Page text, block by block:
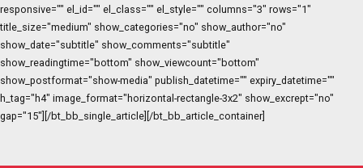
responsive="" el_id="" el_class="" el_style="" columns="3" rows="1"
title_size="medium" show_categories="no" show_author="no"
show_date="subtitle" show_comments="subtitle"
show_readingtime="bottom" show_viewcount="bottom"
show_postformat="show-media" publish_datetime="" expiry_datetime=""
h_tag="h4" image_format="horizontal-rectangle-3x2" show_excrept="no"
gap="15"][/bt_bb_single_article][/bt_bb_article_container]